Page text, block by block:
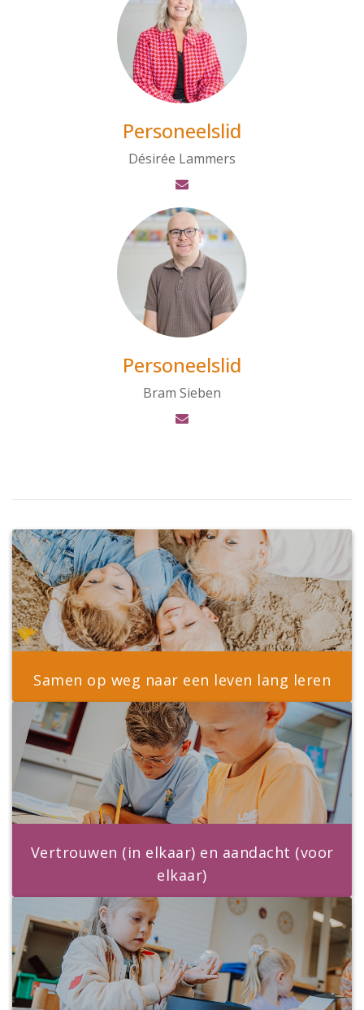
Personeelslid
Désirée Lammers
Personeelslid
Bram Sieben
Samen op weg naar een leven lang leren
Vertrouwen (in elkaar) en aandacht (voor
elkaar)